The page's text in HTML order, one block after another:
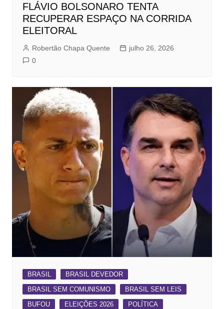
FLÁVIO BOLSONARO TENTA
RECUPERAR ESPAÇO NA CORRIDA
ELEITORAL
Robertão Chapa Quente
julho 26, 2026
0
BRASIL
BRASIL DEVEDOR
BRASIL SEM COMUNISMO
BRASIL SEM LEIS
BUFOU
ELEIÇÕES 2026
POLÍTICA